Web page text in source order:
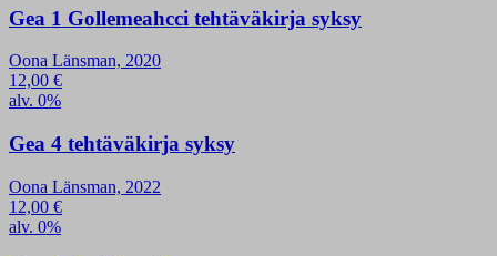
Gea 1 Gollemeahcci tehtäväkirja syksy
Oona Länsman, 2020
12,00 €
alv. 0%
Gea 4 tehtäväkirja syksy
Oona Länsman, 2022
12,00 €
alv. 0%